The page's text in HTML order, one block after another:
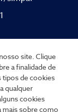
site. Clique
a finalidade de
tipos de cookies
qualquer
cookies
mais sobre como